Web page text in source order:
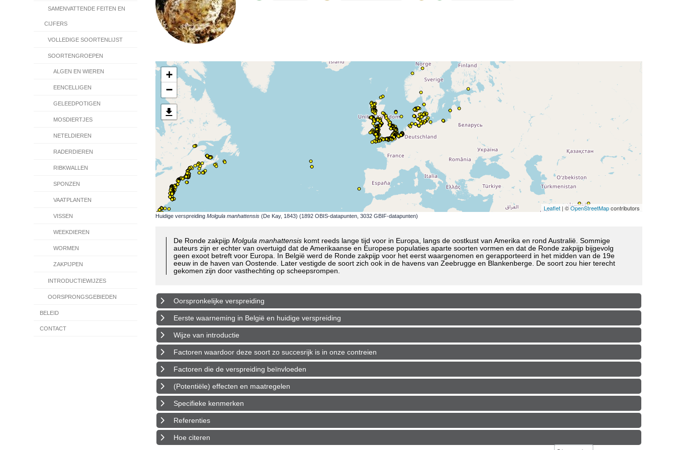
SAMENVATTENDE FEITEN EN
CIJFERS
VOLLEDIGE SOORTENLIJST
SOORTENGROEPEN
ALGEN EN WIEREN
EENCELLIGEN
GELEEDPOTIGEN
MOSDIERTJES
NETELDIEREN
RADERDIEREN
RIBKWALLEN
SPONZEN
VAATPLANTEN
VISSEN
WEEKDIEREN
WORMEN
ZAKPIJPEN
INTRODUCTIEWIJZES
OORSPRONGSGEBIEDEN
BELEID
CONTACT
+
−
Leaflet| ©OpenStreetMapcontributors
Huidige verspreidingMolgula manhattensis (De Kay, 1843) (1892 OBIS-datapunten, 3032 GBIF-datapunten)
De Ronde zakpijpMolgula manhattensis komt reeds lange tijd voor in Europa, langs de oostkust van Amerika en rond Australië. Sommige
auteurs zijn er echter van overtuigd dat de Amerikaanse en Europese populaties aparte soorten vormen en dat de Ronde zakpijp bijgevolg
geen exoot betreft voor Europa. In België werd de Ronde zakpijp voor het eerst waargenomen en gerapporteerd in het midden van de 19e
eeuw in de haven van Oostende. Later vestigde de soort zich ook in de havens van Zeebrugge en Blankenberge. De soort zou hier terecht
gekomen zijn door vasthechting op scheepsrompen.
Oorspronkelijke verspreiding
Eerste waarneming in België en huidige verspreiding
Wijze van introductie
Factoren waardoor deze soort zo succesrijk is in onze contreien
Factoren die de verspreiding beïnvloeden
(Potentiële) effecten en maatregelen
Specifieke kenmerken
Referenties
Hoe citeren